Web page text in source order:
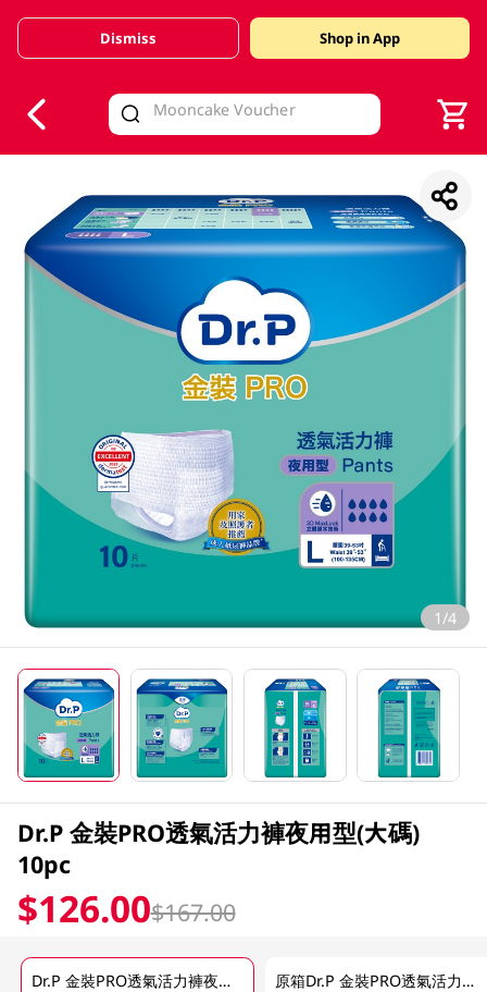
Valid Until 30 June 2026
Dismiss Shop in App
1/4
Dr.P 金裝PRO透氣活力褲夜用型(大碼)
10pc
$126.00$167.00
Dr.P 金裝PRO透氣活力褲夜用型(大碼) 10pc 原箱Dr.P 金裝PRO透氣活力褲夜用型(大碼) 4X10PCS